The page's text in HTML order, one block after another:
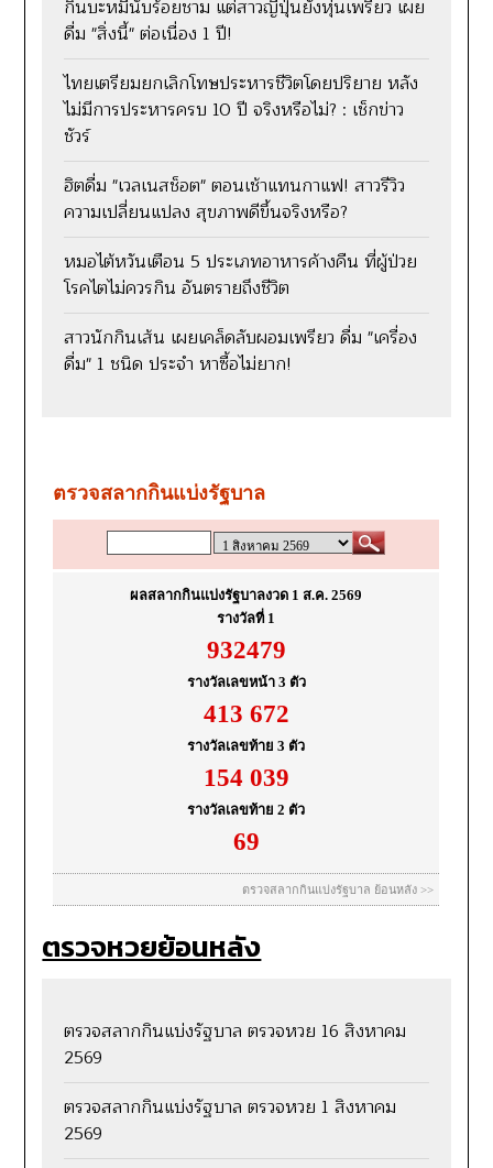
กินบะหมี่นับร้อยชาม แต่สาวญี่ปุ่นยังหุ่นเพรียว เผย
ดื่ม "สิ่งนี้" ต่อเนื่อง 1 ปี!
ไทยเตรียมยกเลิกโทษประหารชีวิตโดยปริยาย หลัง
ไม่มีการประหารครบ 10 ปี จริงหรือไม่? : เช็กข่าว
ชัวร์
ฮิตดื่ม "เวลเนสช็อต" ตอนเช้าแทนกาแฟ! สาวรีวิว
ความเปลี่ยนแปลง สุขภาพดีขึ้นจริงหรือ?
หมอไต้หวันเตือน 5 ประเภทอาหารค้างคืน ที่ผู้ป่วย
โรคไตไม่ควรกิน อันตรายถึงชีวิต
สาวนักกินเส้น เผยเคล็ดลับผอมเพรียว ดื่ม "เครื่อง
ดื่ม" 1 ชนิด ประจำ หาซื้อไม่ยาก!
ตรวจหวยย้อนหลัง
ตรวจสลากกินแบ่งรัฐบาล ตรวจหวย 16 สิงหาคม
2569
ตรวจสลากกินแบ่งรัฐบาล ตรวจหวย 1 สิงหาคม
2569